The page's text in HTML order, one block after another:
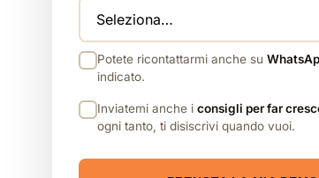
Potete ricontattarmi anche su
indicato.
Inviatemi anche i consigli per far
ogni tanto, ti disiscrivi quando vuoi.